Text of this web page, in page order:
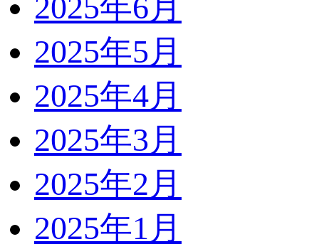
2025年6月
2025年5月
2025年4月
2025年3月
2025年2月
2025年1月